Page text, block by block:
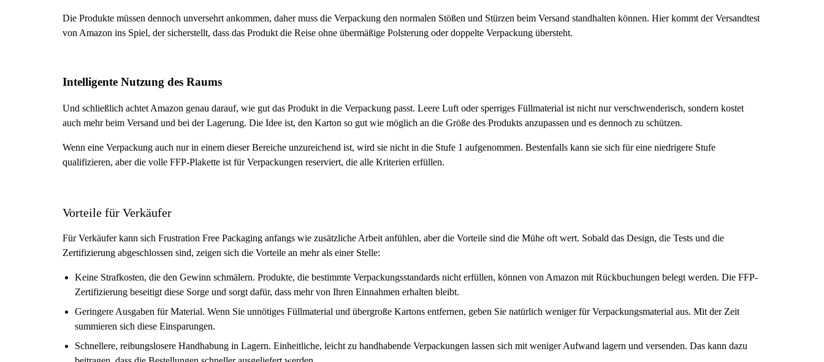
Die Produkte müssen dennoch unversehrt ankommen, daher muss die Verpackung den normalen Stößen und Stürzen beim Versand standhalten können. Hier kommt der Versandtest
von Amazon ins Spiel, der sicherstellt, dass das Produkt die Reise ohne übermäßige Polsterung oder doppelte Verpackung übersteht.
Intelligente Nutzung des Raums
Und schließlich achtet Amazon genau darauf, wie gut das Produkt in die Verpackung passt. Leere Luft oder sperriges Füllmaterial ist nicht nur verschwenderisch, sondern kostet
auch mehr beim Versand und bei der Lagerung. Die Idee ist, den Karton so gut wie möglich an die Größe des Produkts anzupassen und es dennoch zu schützen.
Wenn eine Verpackung auch nur in einem dieser Bereiche unzureichend ist, wird sie nicht in die Stufe 1 aufgenommen. Bestenfalls kann sie sich für eine niedrigere Stufe
qualifizieren, aber die volle FFP-Plakette ist für Verpackungen reserviert, die alle Kriterien erfüllen.
Vorteile für Verkäufer
Für Verkäufer kann sich Frustration Free Packaging anfangs wie zusätzliche Arbeit anfühlen, aber die Vorteile sind die Mühe oft wert. Sobald das Design, die Tests und die
Zertifizierung abgeschlossen sind, zeigen sich die Vorteile an mehr als einer Stelle:
Keine Strafkosten, die den Gewinn schmälern. Produkte, die bestimmte Verpackungsstandards nicht erfüllen, können von Amazon mit Rückbuchungen belegt werden. Die FFP-
Zertifizierung beseitigt diese Sorge und sorgt dafür, dass mehr von Ihren Einnahmen erhalten bleibt.
Geringere Ausgaben für Material. Wenn Sie unnötiges Füllmaterial und übergroße Kartons entfernen, geben Sie natürlich weniger für Verpackungsmaterial aus. Mit der Zeit
summieren sich diese Einsparungen.
Schnellere, reibungslosere Handhabung in Lagern. Einheitliche, leicht zu handhabende Verpackungen lassen sich mit weniger Aufwand lagern und versenden. Das kann dazu